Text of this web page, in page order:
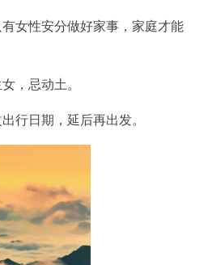
女性安分做好家事，家庭才能
，忌动土。
行日期，延后再出发。